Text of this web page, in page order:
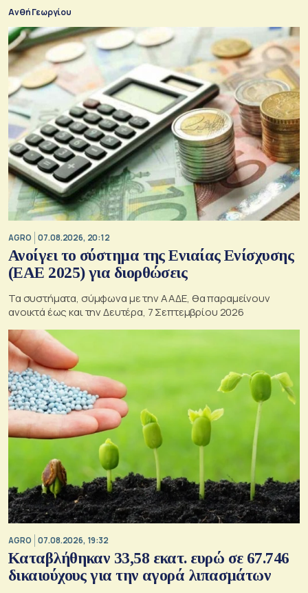
Ανθή Γεωργίου
AGRO 07.08.2026, 20:12
Ανοίγει το σύστημα της Ενιαίας Ενίσχυσης
(ΕΑΕ 2025) για διορθώσεις
Τα συστήματα, σύμφωνα με την ΑΑΔΕ, θα παραμείνουν
ανοικτά έως και την Δευτέρα, 7 Σεπτεμβρίου 2026
AGRO 07.08.2026, 19:32
Καταβλήθηκαν 33,58 εκατ. ευρώ σε 67.746
δικαιούχους για την αγορά λιπασμάτων